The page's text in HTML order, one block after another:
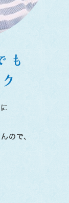
も
ので、